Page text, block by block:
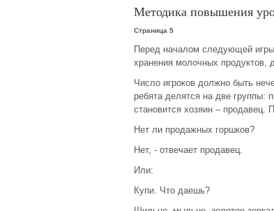
Методика повышения
Страница 5
Перед началом следующей
хранения молочных продуктов,
Число игроков должно быть
ребята делятся на две группы:
становится хозяин – продавец.
Нет ли продажных горшков?
Нет, - отвечает продавец.
Или:
Купи. Что даешь?